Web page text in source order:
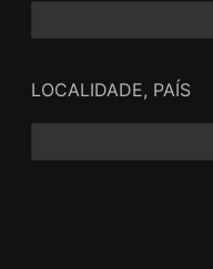
LOCALIDADE, PAÍS